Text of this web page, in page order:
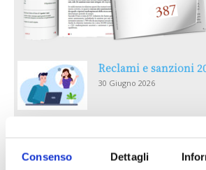
Consenso Dettagli
Reclami e sanzioni
30 Giugno 2026
RECENSIONI E CRISI
30 Giugno 2026